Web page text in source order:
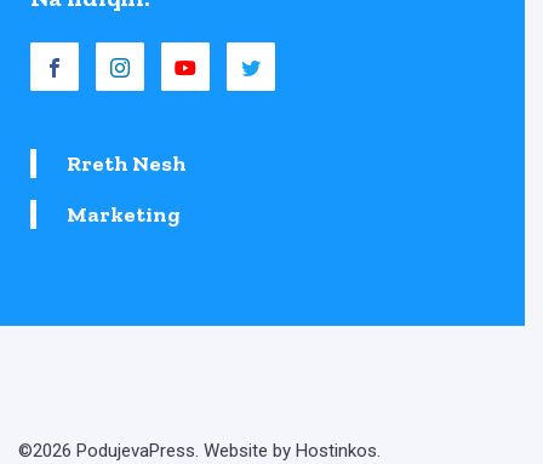
Rreth Nesh
Marketing
©2026 PodujevaPress. Website by Hostinkos.